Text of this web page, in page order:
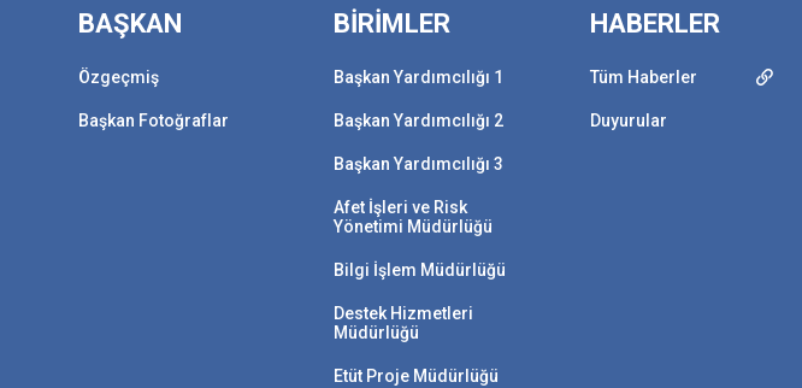
BAŞKAN
Özgeçmiş
Başkan Fotoğraflar
BİRİMLER
Başkan Yardımcılığı 1
Başkan Yardımcılığı 2
Başkan Yardımcılığı 3
Afet İşleri ve Risk
Yönetimi Müdürlüğü
Bilgi İşlem Müdürlüğü
Destek Hizmetleri
Müdürlüğü
Etüt Proje Müdürlüğü
HABERLER
Tüm Haberler
Duyurular